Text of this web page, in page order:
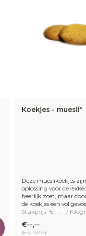
Koekjes - muesli*
Deze mueslikoekjes
oplossing voor de
heerlijk zoet, maar
de koekjes een vol
Stukprijs: €--,-- /
€--,--
(Excl. btw)